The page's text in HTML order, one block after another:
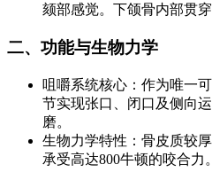
颏部感觉。下颌骨内部贯
二、功能与生物力学
咀嚼系统核心：作为唯一
节实现张口、闭口及侧向
磨。
生物力学特性：骨皮质较
承受高达800牛顿的咬合力。